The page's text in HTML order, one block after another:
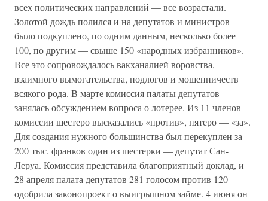
всех политических направлений — все возрастали.
Золотой дождь полился и на депутатов и министров —
было подкуплено, по одним данным, несколько более
100, по другим — свыше 150 «народных избранников».
Все это сопровождалось вакханалией воровства,
взаимного вымогательства, подлогов и мошенничеств
всякого рода. В марте комиссия палаты депутатов
занялась обсуждением вопроса о лотерее. Из 11 членов
комиссии шестеро высказались «против», пятеро — «за».
Для создания нужного большинства был перекуплен за
200 тыс. франков один из шестерки — депутат Сан-
Леруа. Комиссия представила благоприятный доклад, и
28 апреля палата депутатов 281 голосом против 120
одобрила законопроект о выигрышном займе. 4 июня он